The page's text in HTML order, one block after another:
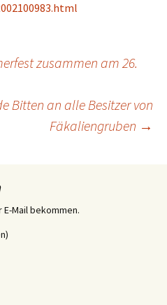
zusammen am 26.
Bitten an alle Besitzer von
Fäkaliengruben →
Mail bekommen.